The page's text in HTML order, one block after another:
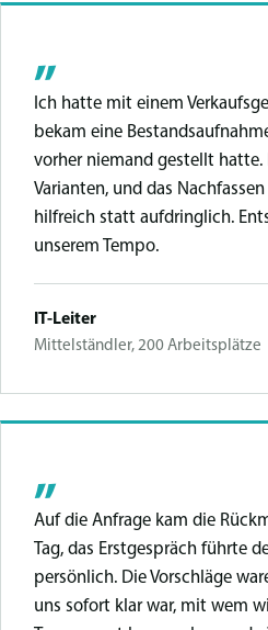
„
Ich hatte mit einem
bekam eine
vorher niemand gestellt
Varianten, und das
hilfreich statt aufdringlich.
unserem Tempo.
IT-Leiter
Mittelständler, 200 Arbeitsplätze
„
Auf die Anfrage kam die
Tag, das Erstgespräch führte
persönlich. Die Vorschläge
uns sofort klar war, mit wem